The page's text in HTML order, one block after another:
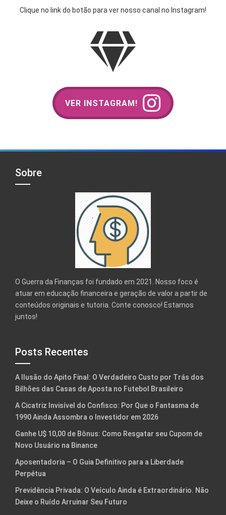
Clique no link do botão para ver nosso canal no Instagram!
VER INSTAGRAM!
Sobre
O Guerra da Finanças foi fundado em 2021. Nosso foco é
atuar em educação financeira e geração de valor a partir de
conteúdos originais e tutoria. Conte conosco! Estamos
juntos!
Posts Recentes
A Ilusão do Apito Final: O Verdadeiro Custo por Trás dos
Bilhões das Casas de Aposta no Futebol Brasileiro
A Cicatriz Invisível do Confisco: Por Que o Fantasma de
1990 Ainda Assombra o Investidor em 2026
Ganhe U$ 10,00 de Bônus: Como Resgatar seu Cupom de
Novo Usuário na Binance
Aposentadoria – O Guia Definitivo para a Liberdade
Perpétua
Previdência Privada: O Veículo Ainda é Extraordinário. Não
Deixe o Ruído Arruinar Seu Futuro